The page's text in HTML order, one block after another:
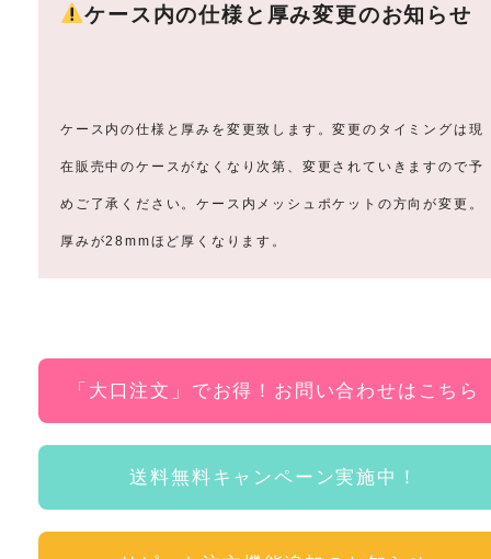
ケース内の仕様と厚み変更のお知らせ
ケース内の仕様と厚みを変更致します。変更のタイミングは現
在販売中のケースがなくなり次第、変更されていきますので予
めご了承ください。ケース内メッシュポケットの方向が変更。
厚みが28mmほど厚くなります。
「大口注文」でお得！お問い合わせはこちら
送料無料キャンペーン実施中！